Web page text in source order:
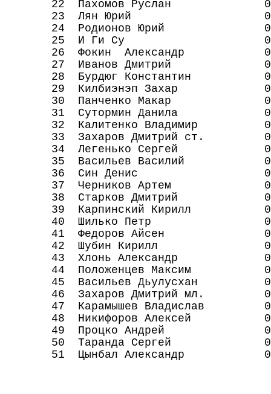
22 Пахомов Руслан 0.0
23 Лян Юрий 0.0 0.0
24 Родионов Юрий 0.0
25 И Ги Су 0.0 0.0
26 Фокин Александр
27 Иванов Дмитрий 0.0
28 Бурдюг Константин
29 Килбиэнэп Захар
30 Панченко Макар 0.0
31 Сутормин Данила
32 Калитенко Владимир
33 Захаров Дмитрий ст.
34 Легенько Сергей
35 Васильев Василий
36 Син Денис 0.0 0.0
37 Черников Артем 0.0
38 Старков Дмитрий
39 Карпинский Кирилл
40 Шилько Петр 0.0
41 Федоров Айсен 0.0
42 Шубин Кирилл 0.0
43 Хлонь Александр
44 Положенцев Максим
45 Васильев
46 Захаров Дмитрий
47 Карамышев
48 Никифоров Алексей
49 Процко Андрей
50 Таранда Сергей
51 Цынбал Александр